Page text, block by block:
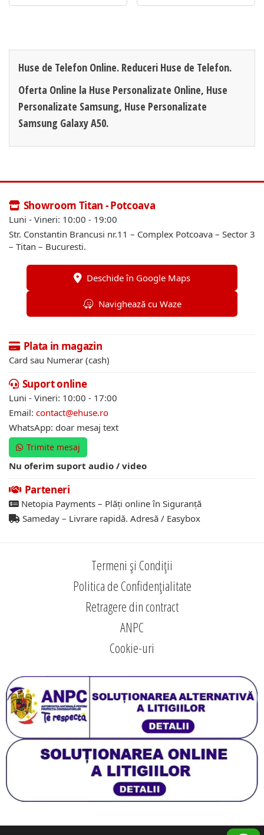
Huse de Telefon Online. Reduceri Huse de Telefon.
Oferta Online la Huse Personalizate Online, Huse
Personalizate Samsung, Huse Personalizate
Samsung Galaxy A50.
Showroom Titan - Potcoava
Luni - Vineri: 10:00 - 19:00
Str. Constantin Brancusi nr.11 – Complex Potcoava – Sector 3
– Titan – Bucuresti.
Deschide în Google Maps
Navighează cu Waze
Plata in magazin
Card sau Numerar (cash)
Suport online
Luni - Vineri: 10:00 - 17:00
Email: contact@ehuse.ro
WhatsApp: doar mesaj text
Trimite mesaj
Nu oferim suport audio / video
Parteneri
Netopia Payments – Plăți online în Siguranță
Sameday – Livrare rapidă. Adresă / Easybox
Termeni și Condiții
Politica de Confidențialitate
Retragere din contract
ANPC
Cookie-uri